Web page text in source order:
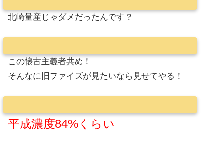
北崎量産じゃダメだったんです？
この懐古主義者共め！
そんなに旧ファイズが見たいなら見せてやる！
平成濃度84%くらい